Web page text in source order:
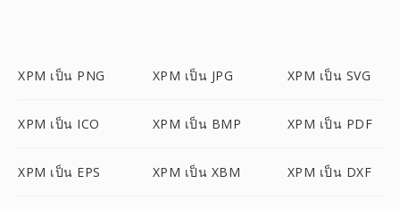
XPM เป็น PNG XPM เป็น JPG XPM เป็น SVG
XPM เป็น ICO XPM เป็น BMP XPM เป็น PDF
XPM เป็น EPS XPM เป็น XBM XPM เป็น DXF